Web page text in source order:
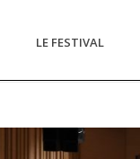
LE FESTIVAL